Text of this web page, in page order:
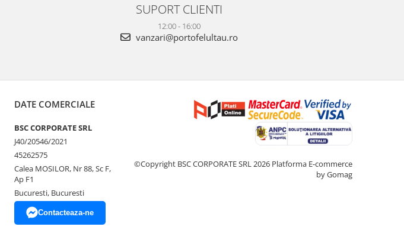
SUPORT CLIENTI
12:00 - 16:00
vanzari@portofelultau.ro
DATE COMERCIALE
BSC CORPORATE SRL
J40/20546/2021
45262575
Calea MOSILOR, Nr 88, Sc F,
Ap F1
Bucuresti, Bucuresti
Contacteaza-ne
©Copyright BSC CORPORATE SRL 2026 Platforma E-commerce
by Gomag